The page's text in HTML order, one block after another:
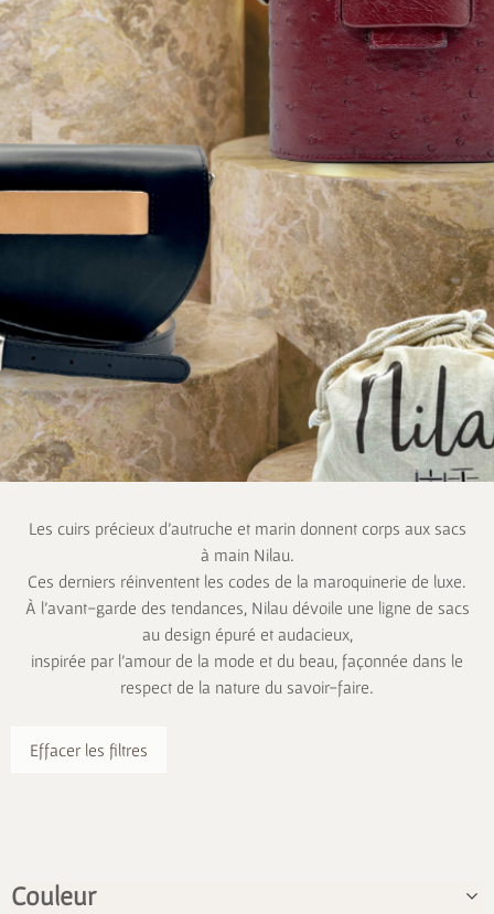
Les cuirs précieux d’autruche et marin donnent corps aux sacs
à main Nilau.
Ces derniers réinventent les codes de la maroquinerie de luxe.
À l’avant-garde des tendances, Nilau dévoile une ligne de sacs
au design épuré et audacieux,
inspirée par l’amour de la mode et du beau, façonnée dans le
respect de la nature du savoir-faire.
Effacer les filtres
Couleur